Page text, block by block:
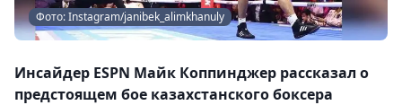
Фото: Instagram/janibek_alimkhanuly
Инсайдер ESPN Майк Коппинджер рассказал о
предстоящем бое казахстанского боксера